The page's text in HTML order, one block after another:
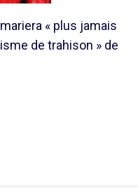
« plus jamais
de trahison » de